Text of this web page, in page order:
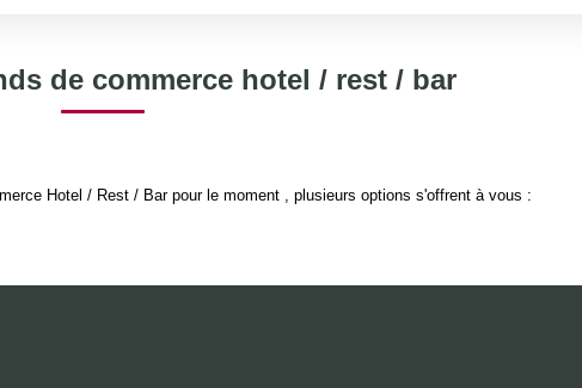
de commerce hotel / rest / bar
Hotel / Rest / Bar pour le moment , plusieurs options s'offrent à vous :